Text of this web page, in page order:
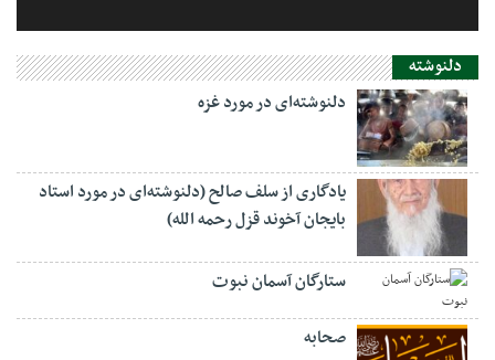
دلنوشته
دلنوشته‌ای در مورد غزه
یادگاری از سلف صالح (دلنوشته‌ای در مورد استاد
بایجان آخوند قزل رحمه الله)
ستارگان آسمان نبوت
صحابه